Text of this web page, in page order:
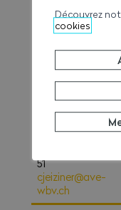
Christine
cjeiziner@ave-
wbv.ch
51
Découvrez
cookies